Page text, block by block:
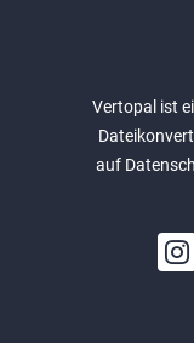
Vertopal ist
auf